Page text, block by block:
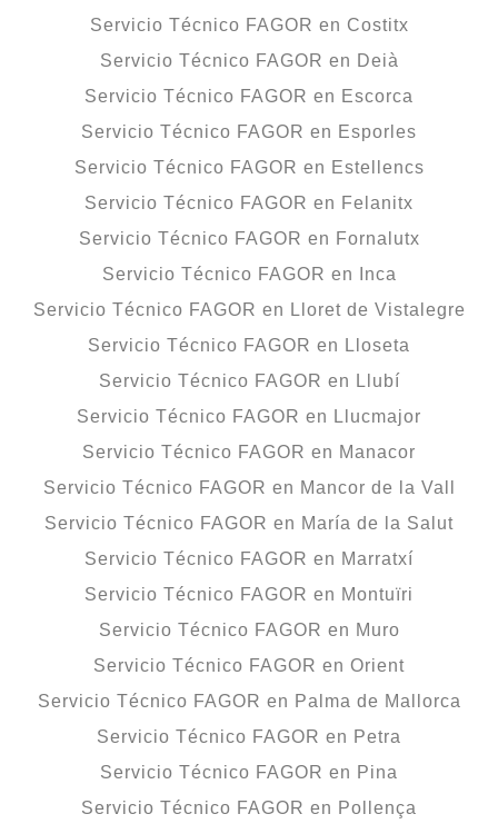
Servicio Técnico FAGOR en Costitx
Servicio Técnico FAGOR en Deià
Servicio Técnico FAGOR en Escorca
Servicio Técnico FAGOR en Esporles
Servicio Técnico FAGOR en Estellencs
Servicio Técnico FAGOR en Felanitx
Servicio Técnico FAGOR en Fornalutx
Servicio Técnico FAGOR en Inca
Servicio Técnico FAGOR en Lloret de Vistalegre
Servicio Técnico FAGOR en Lloseta
Servicio Técnico FAGOR en Llubí
Servicio Técnico FAGOR en Llucmajor
Servicio Técnico FAGOR en Manacor
Servicio Técnico FAGOR en Mancor de la Vall
Servicio Técnico FAGOR en María de la Salut
Servicio Técnico FAGOR en Marratxí
Servicio Técnico FAGOR en Montuïri
Servicio Técnico FAGOR en Muro
Servicio Técnico FAGOR en Orient
Servicio Técnico FAGOR en Palma de Mallorca
Servicio Técnico FAGOR en Petra
Servicio Técnico FAGOR en Pina
Servicio Técnico FAGOR en Pollença